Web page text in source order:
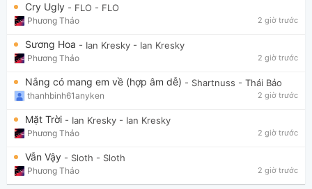
Cry Ugly - FLO - FLO
Phương Thảo 2 giờ trước
Sương Hoa - Ian Kresky - Ian Kresky
Phương Thảo 2 giờ trước
Nắng có mang em về (hợp âm dễ) - Shartnuss - Thái Bảo
thanhbinh61anyken 2 giờ trước
Mặt Trời - Ian Kresky - Ian Kresky
Phương Thảo 2 giờ trước
Vẫn Vậy - Sloth - Sloth
Phương Thảo 2 giờ trước